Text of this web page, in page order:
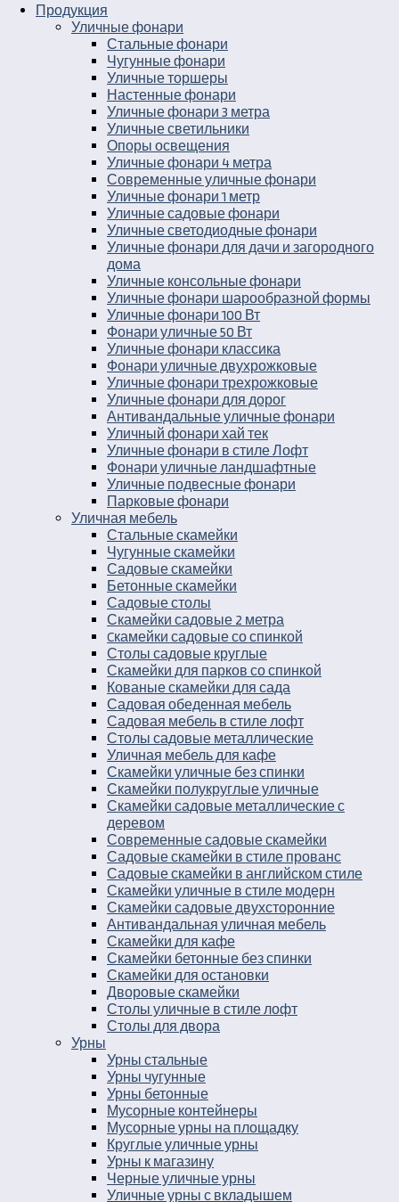
Продукция
Уличные фонари
Стальные фонари
Чугунные фонари
Уличные торшеры
Настенные фонари
Уличные фонари 3 метра
Уличные светильники
Опоры освещения
Уличные фонари 4 метра
Современные уличные фонари
Уличные фонари 1 метр
Уличные садовые фонари
Уличные светодиодные фонари
Уличные фонари для дачи и загородного
дома
Уличные консольные фонари
Уличные фонари шарообразной формы
Уличные фонари 100 Вт
Фонари уличные 50 Вт
Уличные фонари классика
Фонари уличные двухрожковые
Уличные фонари трехрожковые
Уличные фонари для дорог
Антивандальные уличные фонари
Уличный фонари хай тек
Уличные фонари в стиле Лофт
Фонари уличные ландшафтные
Уличные подвесные фонари
Парковые фонари
Уличная мебель
Стальные скамейки
Чугунные скамейки
Садовые скамейки
Бетонные скамейки
Садовые столы
Скамейки садовые 2 метра
Cкамейки садовые со спинкой
Столы садовые круглые
Скамейки для парков со спинкой
Кованые скамейки для сада
Садовая обеденная мебель
Садовая мебель в стиле лофт
Столы садовые металлические
Уличная мебель для кафе
Скамейки уличные без спинки
Скамейки полукруглые уличные
Скамейки садовые металлические с
деревом
Современные садовые скамейки
Садовые скамейки в стиле прованс
Садовые скамейки в английском стиле
Скамейки уличные в стиле модерн
Скамейки садовые двухсторонние
Антивандальная уличная мебель
Скамейки для кафе
Скамейки бетонные без спинки
Скамейки для остановки
Дворовые скамейки
Столы уличные в стиле лофт
Столы для двора
Урны
Урны стальные
Урны чугунные
Урны бетонные
Мусорные контейнеры
Мусорные урны на площадку
Круглые уличные урны
Урны к магазину
Черные уличные урны
Уличные урны с вкладышем